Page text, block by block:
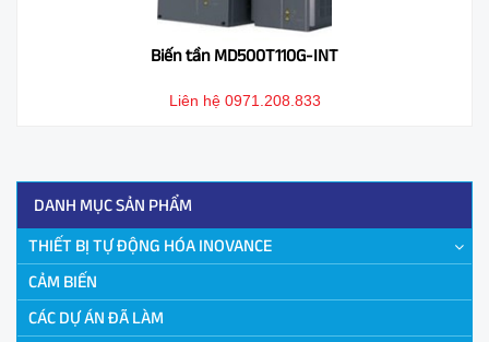
Biến tần MD500T110G-INT
Liên hệ 0971.208.833
DANH MỤC SẢN PHẨM
THIẾT BỊ TỰ ĐỘNG HÓA INOVANCE
CẢM BIẾN
CÁC DỰ ÁN ĐÃ LÀM